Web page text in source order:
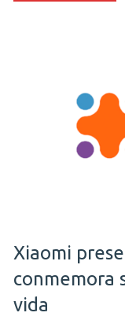
Xiaomi
conmemora
vida